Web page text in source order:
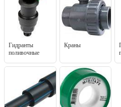
Гидранты
поливочные
Краны